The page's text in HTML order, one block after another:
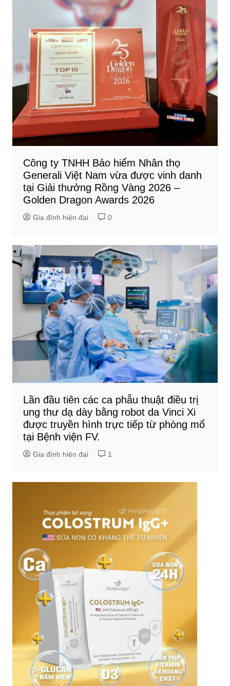
Công ty TNHH Bảo hiểm Nhân thọ
Generali Việt Nam vừa được vinh danh
tại Giải thưởng Rồng Vàng 2026 –
Golden Dragon Awards 2026
Gia đình hiện đại 0
Lần đầu tiên các ca phẫu thuật điều trị
ung thư dạ dày bằng robot da Vinci Xi
được truyền hình trực tiếp từ phòng mổ
tại Bệnh viện FV.
Gia đình hiện đại 1